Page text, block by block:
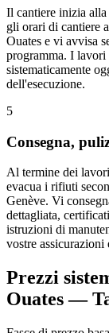
Il cantiere inizia
gli orari di cantiere
Ouates e vi avvisa
programma. I
sistematicamente
dell'esecuzione.
5
Consegna,
Al termine dei
evacua i rifiuti
Genève. Vi
dettagliata,
istruzioni di
vostre
Prezzi
Ouates —